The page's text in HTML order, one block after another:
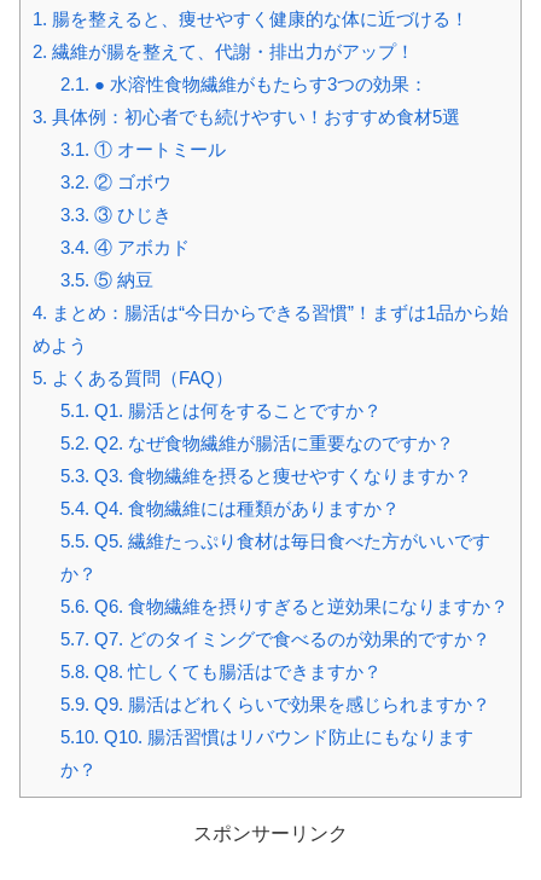
1. 腸を整えると、痩せやすく健康的な体に近づける！
2. 繊維が腸を整えて、代謝・排出力がアップ！
2.1. ● 水溶性食物繊維がもたらす3つの効果：
3. 具体例：初心者でも続けやすい！おすすめ食材5選
3.1. ① オートミール
3.2. ② ゴボウ
3.3. ③ ひじき
3.4. ④ アボカド
3.5. ⑤ 納豆
4. まとめ：腸活は“今日からできる習慣”！まずは1品から始
めよう
5. よくある質問（FAQ）
5.1. Q1. 腸活とは何をすることですか？
5.2. Q2. なぜ食物繊維が腸活に重要なのですか？
5.3. Q3. 食物繊維を摂ると痩せやすくなりますか？
5.4. Q4. 食物繊維には種類がありますか？
5.5. Q5. 繊維たっぷり食材は毎日食べた方がいいです
か？
5.6. Q6. 食物繊維を摂りすぎると逆効果になりますか？
5.7. Q7. どのタイミングで食べるのが効果的ですか？
5.8. Q8. 忙しくても腸活はできますか？
5.9. Q9. 腸活はどれくらいで効果を感じられますか？
5.10. Q10. 腸活習慣はリバウンド防止にもなります
か？
スポンサーリンク